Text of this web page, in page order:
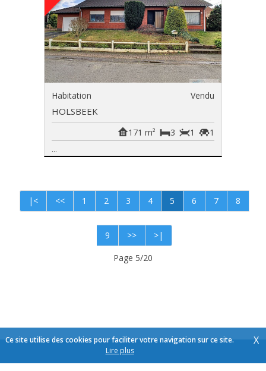
Ce site utilise des cookies pour faciliter votre navigation sur ce site.
Lire plus
X
Habitation Vendu
HOLSBEEK
1
1
3
171 m²
...
|< << 1 2 3 4 5 6 7 8
9 >>
>|
Page 5/20